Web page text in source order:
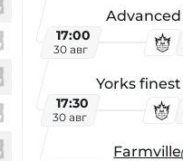
Advanced
17:00
30 авг
Yorks finest
17:30
30 авг
Farmville